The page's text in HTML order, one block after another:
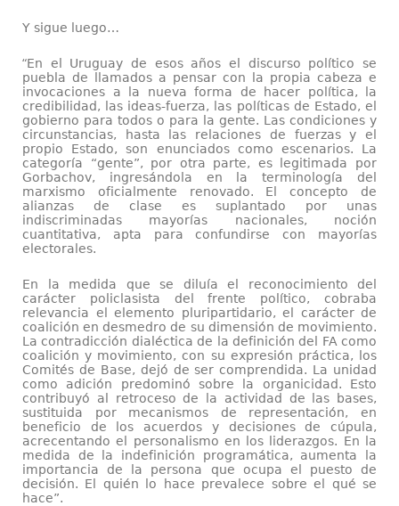
Y sigue luego…
“En el Uruguay de esos años el discurso político se
puebla de llamados a pensar con la propia cabeza e
invocaciones a la nueva forma de hacer política, la
credibilidad, las ideas-fuerza, las políticas de Estado, el
gobierno para todos o para la gente. Las condiciones y
circunstancias, hasta las relaciones de fuerzas y el
propio Estado, son enunciados como escenarios. La
categoría “gente”, por otra parte, es legitimada por
Gorbachov, ingresándola en la terminología del
marxismo oficialmente renovado. El concepto de
alianzas de clase es suplantado por unas
indiscriminadas mayorías nacionales, noción
cuantitativa, apta para confundirse con mayorías
electorales.
En la medida que se diluía el reconocimiento del
carácter policlasista del frente político, cobraba
relevancia el elemento pluripartidario, el carácter de
coalición en desmedro de su dimensión de movimiento.
La contradicción dialéctica de la definición del FA como
coalición y movimiento, con su expresión práctica, los
Comités de Base, dejó de ser comprendida. La unidad
como adición predominó sobre la organicidad. Esto
contribuyó al retroceso de la actividad de las bases,
sustituida por mecanismos de representación, en
beneficio de los acuerdos y decisiones de cúpula,
acrecentando el personalismo en los liderazgos. En la
medida de la indefinición programática, aumenta la
importancia de la persona que ocupa el puesto de
decisión. El quién lo hace prevalece sobre el qué se
hace”.